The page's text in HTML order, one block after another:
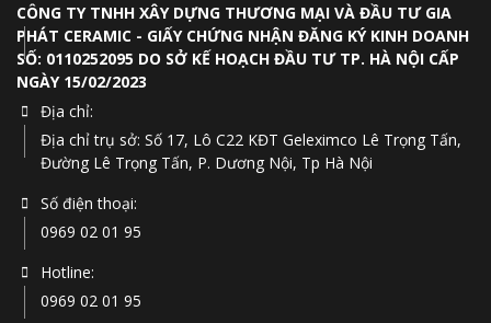
CÔNG TY TNHH XÂY DỰNG THƯƠNG MẠI VÀ ĐẦU TƯ GIA
PHÁT CERAMIC - GIẤY CHỨNG NHẬN ĐĂNG KÝ KINH DOANH
SỐ: 0110252095 DO SỞ KẾ HOẠCH ĐẦU TƯ TP. HÀ NỘI CẤP
NGÀY 15/02/2023
Địa chỉ:
Địa chỉ trụ sở: Số 17, Lô C22 KĐT Geleximco Lê Trọng Tấn,
Đường Lê Trọng Tấn, P. Dương Nội, Tp Hà Nội
Số điện thoại:
0969 02 01 95
Hotline:
0969 02 01 95